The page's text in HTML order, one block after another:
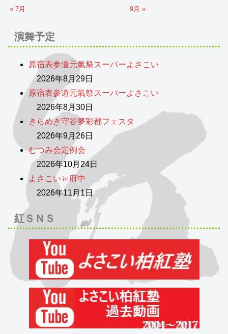
« 7月
9月 »
演舞予定
原宿表参道元氣祭スーパーよさこい
2026年8月29日
原宿表参道元氣祭スーパーよさこい
2026年8月30日
きらめき守谷夢彩都フェスタ
2026年9月26日
むつみ会定例会
2026年10月24日
よさこい㏌府中
2026年11月1日
紅ＳＮＳ